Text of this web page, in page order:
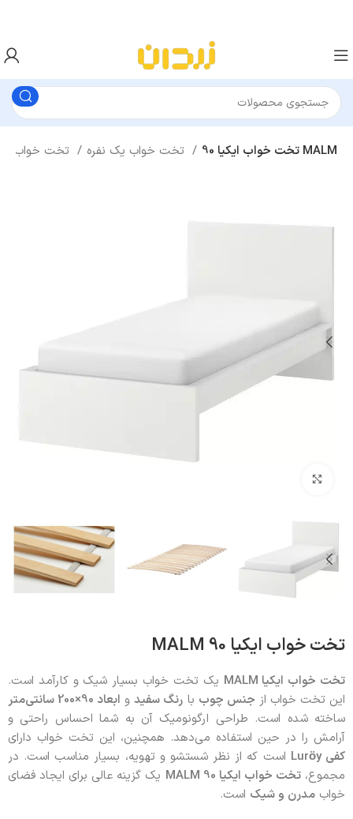
تخت خواب ایکیا 90 MALM
تخت خواب ایکیا 90 MALM
تخت خواب ایکیا MALM
یک تخت خواب بسیار شیک و کارآمد است.
این تخت خواب از جنس چوب با رنگ سفیدو ابعاد 90×200 سانتی‌متر
ساخته شده است. طراحی ارگونومیک آن به شما احساس راحتی و
آرامش را در حین استفاده می‌دهد. همچنین، این تخت خواب دارای
کفی Luröy
است که از نظر شستشو و تهویه، بسیار مناسب است. در
مجموع،تخت خواب ایکیا 90 MALM
یک گزینه عالی برای ایجاد فضای
خوابمدرن و شیک است.